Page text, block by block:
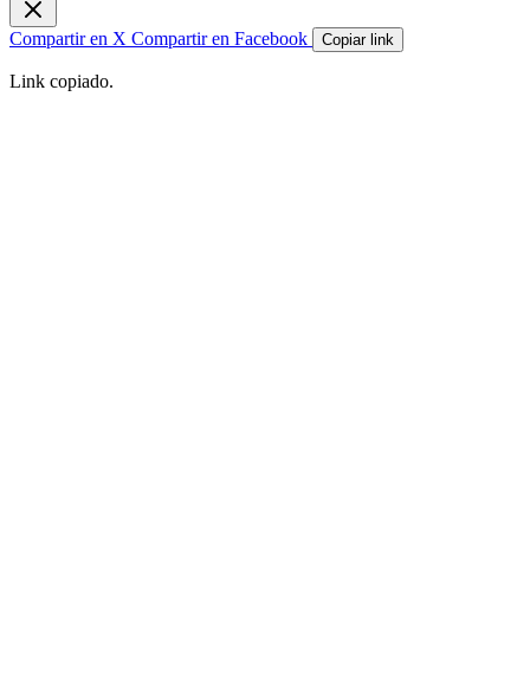
Compartir en X Compartir en Facebook Copiar link
Link copiado.